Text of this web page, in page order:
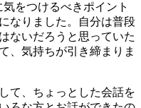
をつけるべきポイント
なりました。自分は普段
ないだろうと思っていた
、気持ちが引き締まりま
て、ちょっとした会話を